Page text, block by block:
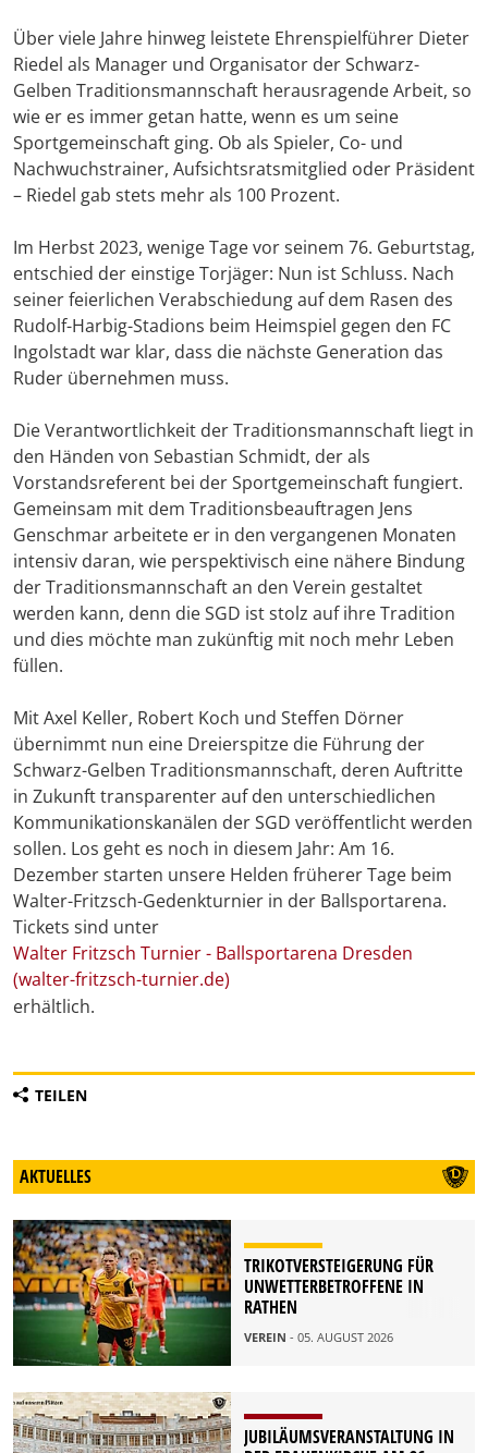
Über viele Jahre hinweg leistete Ehrenspielführer Dieter
Riedel als Manager und Organisator der Schwarz-
Gelben Traditionsmannschaft herausragende Arbeit, so
wie er es immer getan hatte, wenn es um seine
Sportgemeinschaft ging. Ob als Spieler, Co- und
Nachwuchstrainer, Aufsichtsratsmitglied oder Präsident
– Riedel gab stets mehr als 100 Prozent.
Im Herbst 2023, wenige Tage vor seinem 76. Geburtstag,
entschied der einstige Torjäger: Nun ist Schluss. Nach
seiner feierlichen Verabschiedung auf dem Rasen des
Rudolf-Harbig-Stadions beim Heimspiel gegen den FC
Ingolstadt war klar, dass die nächste Generation das
Ruder übernehmen muss.
Die Verantwortlichkeit der Traditionsmannschaft liegt in
den Händen von Sebastian Schmidt, der als
Vorstandsreferent bei der Sportgemeinschaft fungiert.
Gemeinsam mit dem Traditionsbeauftragen Jens
Genschmar arbeitete er in den vergangenen Monaten
intensiv daran, wie perspektivisch eine nähere Bindung
der Traditionsmannschaft an den Verein gestaltet
werden kann, denn die SGD ist stolz auf ihre Tradition
und dies möchte man zukünftig mit noch mehr Leben
füllen.
Mit Axel Keller, Robert Koch und Steffen Dörner
übernimmt nun eine Dreierspitze die Führung der
Schwarz-Gelben Traditionsmannschaft, deren Auftritte
in Zukunft transparenter auf den unterschiedlichen
Kommunikationskanälen der SGD veröffentlicht werden
sollen. Los geht es noch in diesem Jahr: Am 16.
Dezember starten unsere Helden früherer Tage beim
Walter-Fritzsch-Gedenkturnier in der Ballsportarena.
Tickets sind unter
Walter Fritzsch Turnier - Ballsportarena Dresden
(walter-fritzsch-turnier.de)
erhältlich.
TEILEN
AKTUELLES
TRIKOTVERSTEIGERUNG FÜR
UNWETTERBETROFFENE IN
RATHEN
VEREIN - 05. AUGUST 2026
JUBILÄUMSVERANSTALTUNG IN